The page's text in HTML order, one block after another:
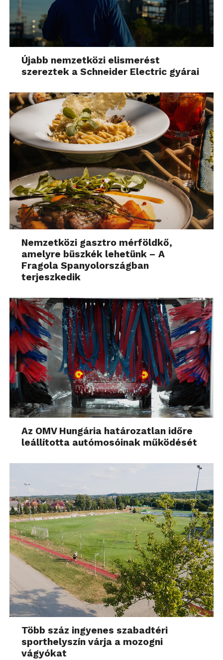
Újabb nemzetközi elismerést
szereztek a Schneider Electric gyárai
Nemzetközi gasztro mérföldkő,
amelyre büszkék lehetünk – A
Fragola Spanyolországban
terjeszkedik
Az OMV Hungária határozatlan időre
leállította autómosóinak működését
Több száz ingyenes szabadtéri
sporthelyszín várja a mozogni
vágyókat